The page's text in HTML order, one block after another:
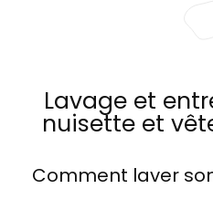
Lavage et
nuisette et
Comment laver